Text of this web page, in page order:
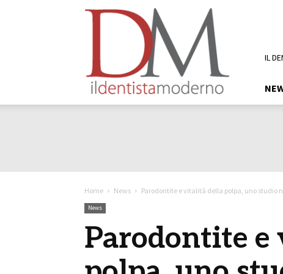
IL
Home News Parodontite e vitalità della polpa, uno studio
News
Parodontite